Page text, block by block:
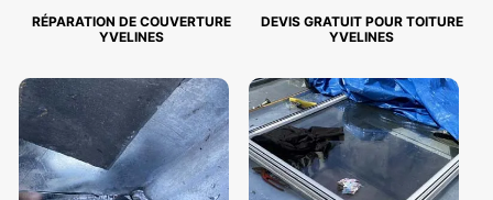
RÉPARATION DE COUVERTURE
YVELINES
DEVIS GRATUIT POUR TOITURE
YVELINES